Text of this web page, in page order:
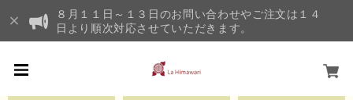
８月１１日～１３日のお問い合わせやご注文は１４
日より順次対応させていただきます。